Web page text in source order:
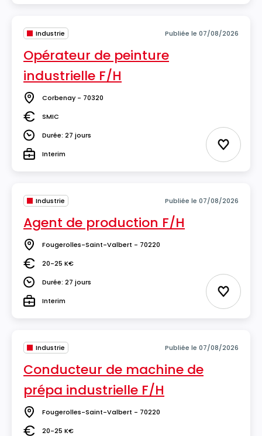
Industrie Publiée le 07/08/2026
Opérateur de peinture
industrielle F/H
Lieu Corbenay - 70320
Salaire
SMIC
DuréeDurée: 27 jours
TypeInterim Ajouter
Industrie Publiée le 07/08/2026
Agent de production F/H
Lieu Fougerolles-Saint-Valbert - 70220
Salaire20-25 K€
DuréeDurée: 27 jours
TypeInterim Ajouter
Industrie Publiée le 07/08/2026
Conducteur de machine de
prépa industrielle F/H
Lieu Fougerolles-Saint-Valbert - 70220
20-25 K€